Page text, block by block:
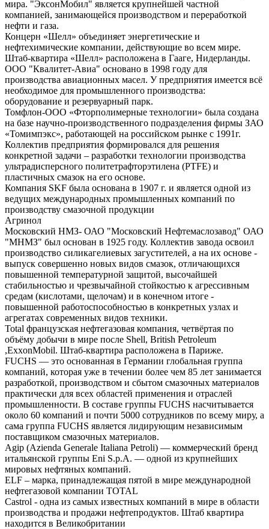
мира. "ЭксонМобил" является крупнейшей частной
компанией, занимающейся производством и переработкой
нефти и газа.
Концерн «Шелл» объединяет энергетические и
нефтехимические компании, действующие во всем мире.
Штаб-квартира «Шелл» расположена в Гааге, Нидерланды.
ООО "Квалитет-Авиа" основано в 1998 году для
производства авиационных масел. У предприятия имеется всё
необходимое для промышленного производства:
оборудование и резервуарный парк.
Томфлон-ООО «Фторполимерные технологии» была создана
на базе научно-производственного подразделения фирмы ЗАО
«Томимпэкс», работающей на российском рынке с 1991г.
Коллектив предприятия формировался для решения
конкретной задачи – разработки технологии производства
ультрадисперсного политетрафторэтилена (PTFE) и
пластичных смазок на его основе.
Компания SKF была основана в 1907 г. и является одной из
ведущих международных промышленных компаний по
производству смазочной продукции
Агринол
Московский НМЗ- ОАО "Московский Нефтемаслозавод" ОАО
"МНМЗ" был основан в 1925 году. Коллектив завода освоил
производство силикагелиевых загустителей, а на их основе -
выпуск совершенно новых видов смазок, отличающихся
повышенной температурной защитой, высочайшей
стабильностью и чрезвычайной стойкостью к агрессивным
средам (кислотами, щелочам) и в конечном итоге -
повышенной работоспособностью в конкретных узлах и
агрегатах современных видов техники.
Total французская нефтегазовая компания, четвёртая по
объёму добычи в мире после Shell, British Petroleum
,ExxonMobil. Штаб-квартира расположена в Париже.
FUCHS — это основанная в Германии глобальная группа
компаний, которая уже в течении более чем 85 лет занимается
разработкой, производством и сбытом смазочных материалов
практически для всех областей применения и отраслей
промышленности. В составе группы FUCHS насчитывается
около 60 компаний и почти 5000 сотрудников по всему миру, а
сама группа FUCHS является лидирующим независимым
поставщиком смазочных материалов.
Agip (Azienda Generale Italiana Petroli) — коммерческий бренд
итальянской группы Eni S.p.A. — одной из крупнейших
мировых нефтяных компаний.
ELF – марка, принадлежащая пятой в мире международной
нефтегазовой компании TOTAL
Castrol - одна из самых известных компаний в мире в области
производства и продажи нефтепродуктов. Штаб квартира
находится в Великобритании